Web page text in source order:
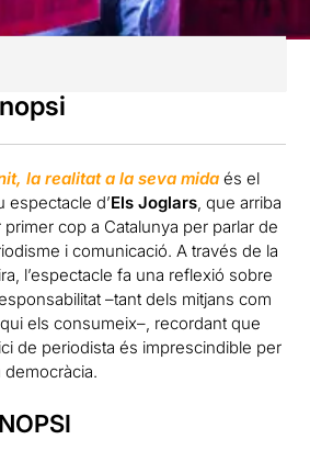
la realitat a la seva mida és el
espectacle d’Els Joglars, que arriba
primer cop a Catalunya per parlar de
i comunicació. A través de la
l’espectacle fa una reflexió sobre
–tant dels mitjans com
els consumeix–, recordant que
de periodista és imprescindible per
democràcia.